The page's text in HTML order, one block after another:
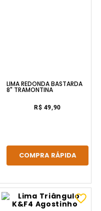
LIMA REDONDA BASTARDA
8" TRAMONTINA
R$ 49,90
COMPRA RÁPIDA